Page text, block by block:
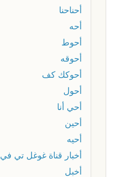
أحناحنا
أحه
أحوط
أحوقه
أحوكك كف
أحول
أحي أنا
أحين
أحيه
أخبار قناة غوغل تي في
أخبل